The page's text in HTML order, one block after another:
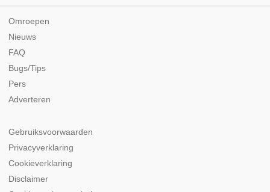
Omroepen
Nieuws
FAQ
Bugs/Tips
Pers
Adverteren
Gebruiksvoorwaarden
Privacyverklaring
Cookieverklaring
Disclaimer